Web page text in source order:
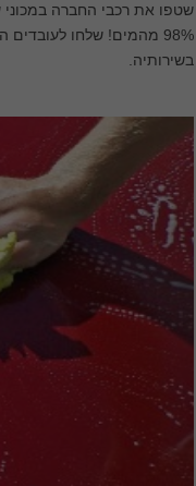
שטפו את רכבי החברה
98% מהמים! שלחו
בשירותיה.